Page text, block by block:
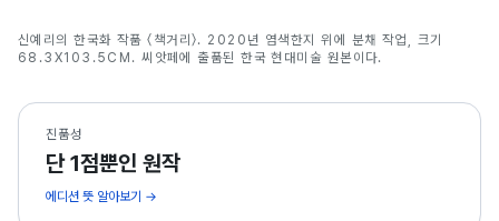
신예리
신예리의 한국화 작품 〈책거리〉. 2020년 염색한지 위에 분채 작업, 크기
68.3X103.5CM. 씨앗페에 출품된 한국 현대미술 원본이다.
진품성
단 1점뿐인 원작
에디션 뜻 알아보기 →